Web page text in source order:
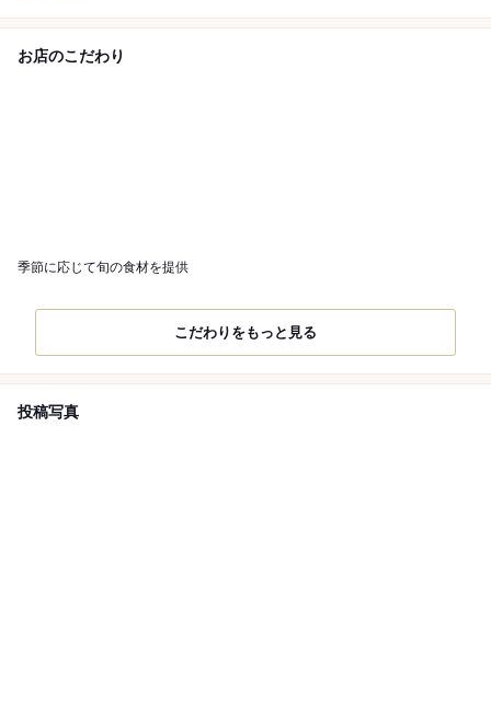
お店のこだわり
季節に応じて旬の食材を提供
こだわりをもっと見る
投稿写真